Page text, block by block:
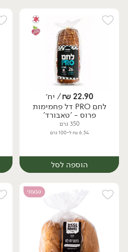
יח׳
22.90
₪/ יח׳
לחם PRO דל פחמימות
פרוס - 'טאבורד'
350 גרם
6.54 ₪ ל-100 גרם
הוספה לסל
טבעוני